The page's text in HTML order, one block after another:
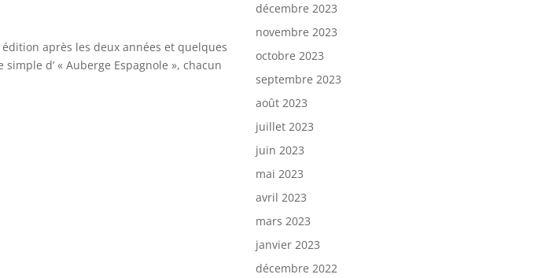
après les deux années et quelques
d’ « Auberge Espagnole », chacun
décembre 2023
novembre 2023
octobre 2023
septembre 2023
août 2023
juillet 2023
juin 2023
mai 2023
avril 2023
mars 2023
janvier 2023
décembre 2022